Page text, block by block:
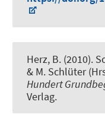
Herz, B. (2010).
& M. Schlüter
Hundert
Verlag.